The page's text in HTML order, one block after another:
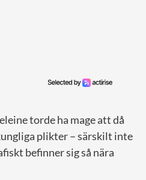
torde ha mage att då
plikter – särskilt inte
befinner sig så nära